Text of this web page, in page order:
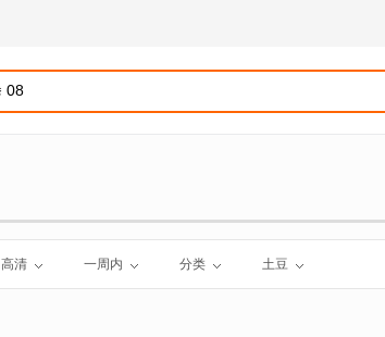
高清 一周内 分类 土豆